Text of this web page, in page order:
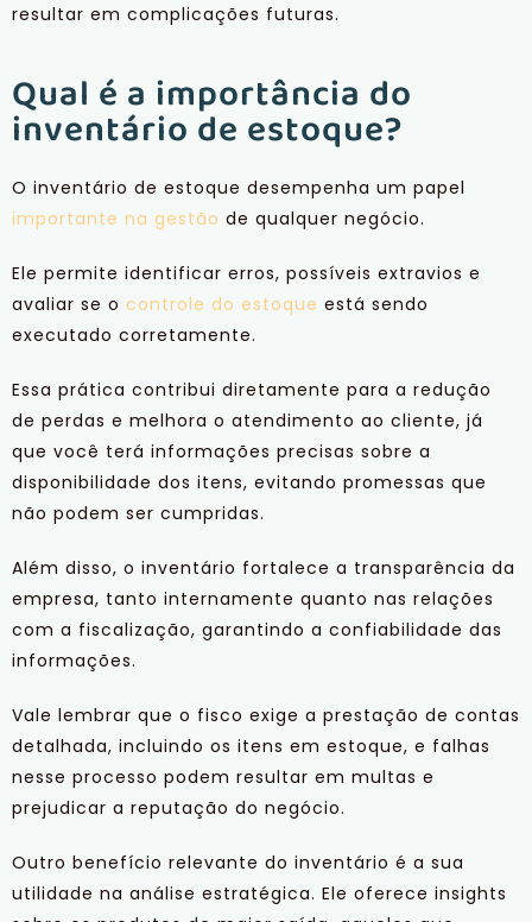
resultar em complicações futuras.
Qual é a importância do
inventário de estoque?
O inventário de estoque desempenha um papel
importante na gestão de qualquer negócio.
Ele permite identificar erros, possíveis extravios e
avaliar se o controle do estoque está sendo
executado corretamente.
Essa prática contribui diretamente para a redução
de perdas e melhora o atendimento ao cliente, já
que você terá informações precisas sobre a
disponibilidade dos itens, evitando promessas que
não podem ser cumpridas.
Além disso, o inventário fortalece a transparência da
empresa, tanto internamente quanto nas relações
com a fiscalização, garantindo a confiabilidade das
informações.
Vale lembrar que o fisco exige a prestação de contas
detalhada, incluindo os itens em estoque, e falhas
nesse processo podem resultar em multas e
prejudicar a reputação do negócio.
Outro benefício relevante do inventário é a sua
utilidade na análise estratégica. Ele oferece insights